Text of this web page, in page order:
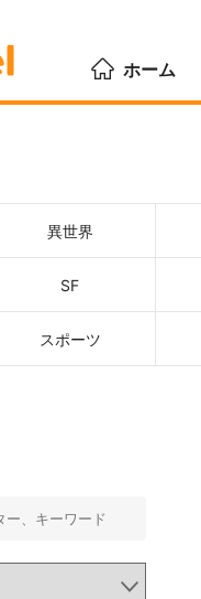
ホーム
異世界
SF
スポーツ